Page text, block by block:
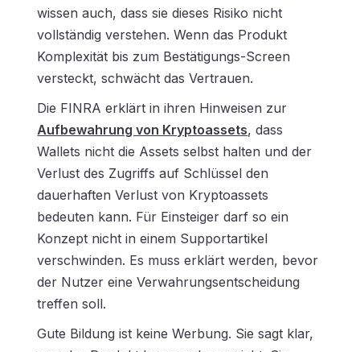
wissen auch, dass sie dieses Risiko nicht
vollständig verstehen. Wenn das Produkt
Komplexität bis zum Bestätigungs-Screen
versteckt, schwächt das Vertrauen.
Die FINRA erklärt in ihren Hinweisen zur
Aufbewahrung von Kryptoassets, dass
Wallets nicht die Assets selbst halten und der
Verlust des Zugriffs auf Schlüssel den
dauerhaften Verlust von Kryptoassets
bedeuten kann. Für Einsteiger darf so ein
Konzept nicht in einem Supportartikel
verschwinden. Es muss erklärt werden, bevor
der Nutzer eine Verwahrungsentscheidung
treffen soll.
Gute Bildung ist keine Werbung. Sie sagt klar,